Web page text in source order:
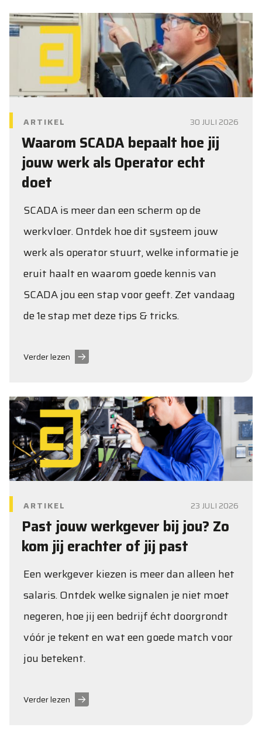
ARTIKEL 30 JULI 2026
Waarom SCADA bepaalt hoe jij
jouw werk als Operator echt
doet
SCADA is meer dan een scherm op de
werkvloer. Ontdek hoe dit systeem jouw
werk als operator stuurt, welke informatie je
eruit haalt en waarom goede kennis van
SCADA jou een stap voor geeft. Zet vandaag
de 1e stap met deze tips & tricks.
Verder lezen
ARTIKEL 23 JULI 2026
Past jouw werkgever bij jou? Zo
kom jij erachter of jij past
Een werkgever kiezen is meer dan alleen het
salaris. Ontdek welke signalen je niet moet
negeren, hoe jij een bedrijf écht doorgrondt
vóór je tekent en wat een goede match voor
jou betekent.
Verder lezen